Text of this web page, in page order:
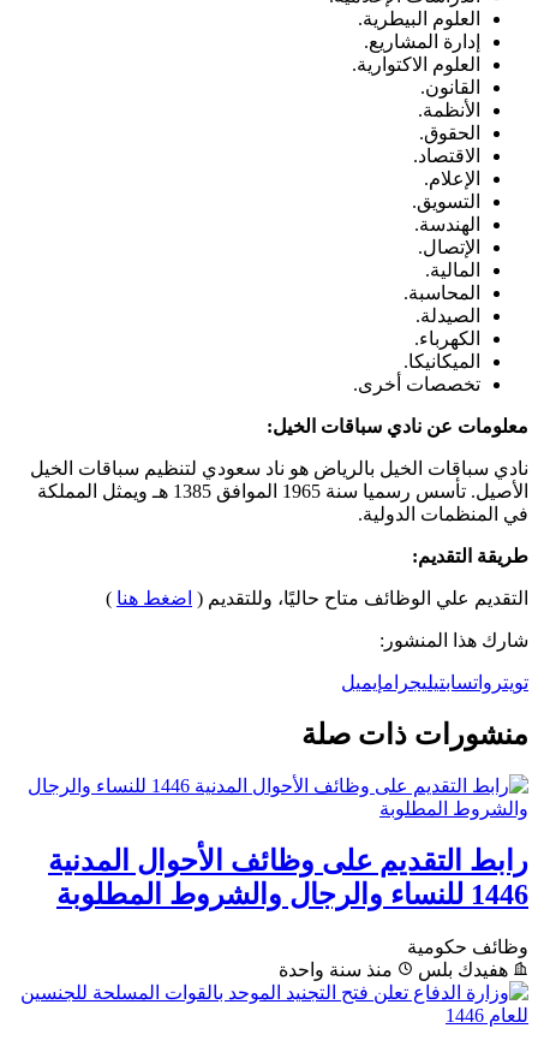
العلوم البيطرية.
إدارة المشاريع.
العلوم الاكتوارية.
القانون.
الأنظمة.
الحقوق.
الاقتصاد.
الإعلام.
التسويق.
الهندسة.
الإتصال.
المالية.
المحاسبة.
الصيدلة.
الكهرباء.
الميكانيكا.
تخصصات أخرى.
معلومات عن نادي سباقات الخيل:
نادي سباقات الخيل بالرياض هو ناد سعودي لتنظيم سباقات الخيل
الأصيل. تأسس رسميا سنة 1965 الموافق 1385 هـ ويمثل المملكة
في المنظمات الدولية.
طريقة التقديم:
التقديم علي الوظائف متاح حاليًا، وللتقديم ( اضغط هنا )
شارك هذا المنشور:
تويتر واتسابتيليجرامإيميل
منشورات ذات صلة
رابط التقديم على وظائف الأحوال المدنية
1446 للنساء والرجال والشروط المطلوبة
وظائف حكومية
هفيدك بلس
منذ سنة واحدة